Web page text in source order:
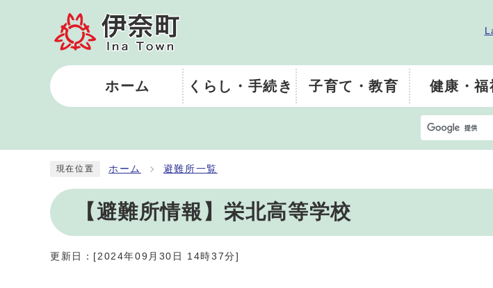
ホーム くらし・手続き 子育て・教育 健康・福
現在位置 ホーム 避難所一覧
【避難所情報】栄北高等学校
更新日：[2024年09月30日 14時37分]